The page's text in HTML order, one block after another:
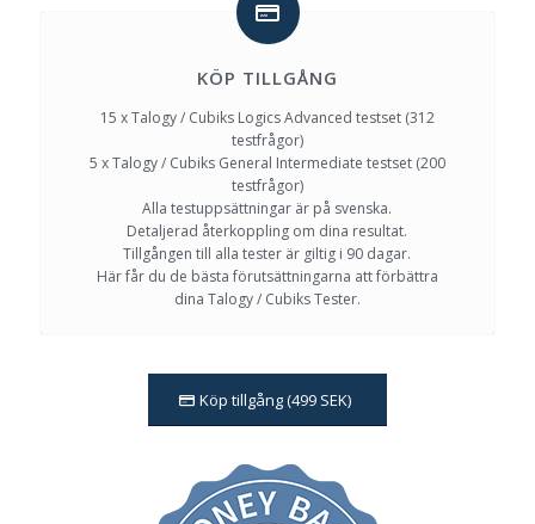
KÖP TILLGÅNG
15 x Talogy / Cubiks Logics Advanced testset (312
testfrågor)
5 x Talogy / Cubiks General Intermediate testset (200
testfrågor)
Alla testuppsättningar är på svenska.
Detaljerad återkoppling om dina resultat.
Tillgången till alla tester är giltig i 90 dagar.
Här får du de bästa förutsättningarna att förbättra
dina Talogy / Cubiks Tester.
Köp tillgång (499 SEK)